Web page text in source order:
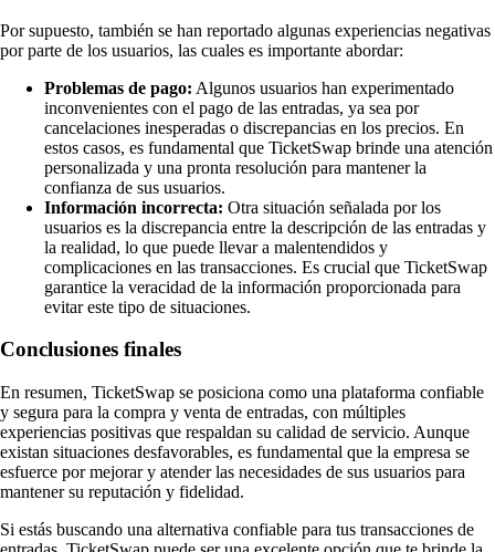
Por supuesto, también se han reportado algunas experiencias negativas
por parte de los usuarios, las cuales es importante abordar:
Problemas de pago: Algunos usuarios han experimentado
inconvenientes con el pago de las entradas, ya sea por
cancelaciones inesperadas o discrepancias en los precios. En
estos casos, es fundamental que TicketSwap brinde una atención
personalizada y una pronta resolución para mantener la
confianza de sus usuarios.
Información incorrecta: Otra situación señalada por los
usuarios es la discrepancia entre la descripción de las entradas y
la realidad, lo que puede llevar a malentendidos y
complicaciones en las transacciones. Es crucial que TicketSwap
garantice la veracidad de la información proporcionada para
evitar este tipo de situaciones.
Conclusiones finales
En resumen, TicketSwap se posiciona como una plataforma confiable
y segura para la compra y venta de entradas, con múltiples
experiencias positivas que respaldan su calidad de servicio. Aunque
existan situaciones desfavorables, es fundamental que la empresa se
esfuerce por mejorar y atender las necesidades de sus usuarios para
mantener su reputación y fidelidad.
Si estás buscando una alternativa confiable para tus transacciones de